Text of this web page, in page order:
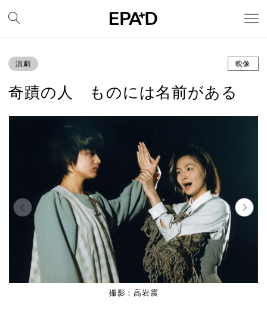
演劇 映像
奇蹟の人 ものには名前がある
撮影：高岩震